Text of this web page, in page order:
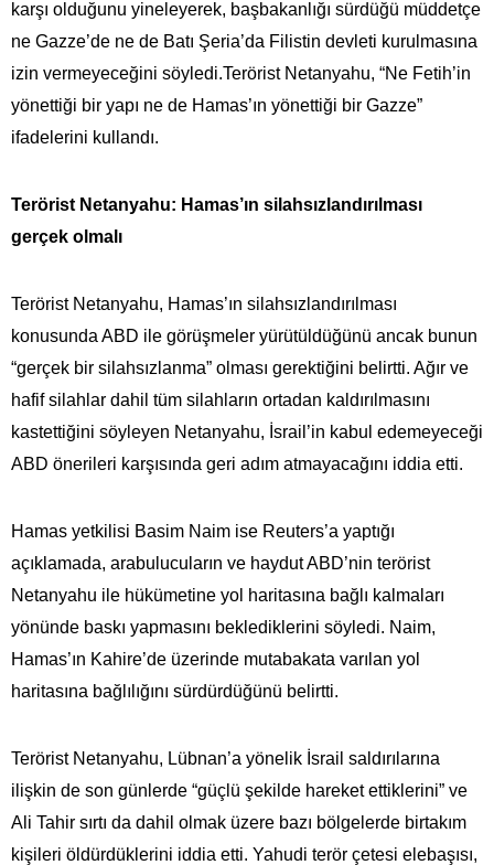
karşı olduğunu yineleyerek, başbakanlığı sürdüğü müddetçe
ne Gazze’de ne de Batı Şeria’da Filistin devleti kurulmasına
izin vermeyeceğini söyledi.Terörist Netanyahu, “Ne Fetih’in
yönettiği bir yapı ne de Hamas’ın yönettiği bir Gazze”
ifadelerini kullandı.
Terörist Netanyahu: Hamas’ın silahsızlandırılması
gerçek olmalı
Terörist Netanyahu, Hamas’ın silahsızlandırılması
konusunda ABD ile görüşmeler yürütüldüğünü ancak bunun
“gerçek bir silahsızlanma” olması gerektiğini belirtti. Ağır ve
hafif silahlar dahil tüm silahların ortadan kaldırılmasını
kastettiğini söyleyen Netanyahu, İsrail’in kabul edemeyeceği
ABD önerileri karşısında geri adım atmayacağını iddia etti.
Hamas yetkilisi Basim Naim ise Reuters’a yaptığı
açıklamada, arabulucuların ve haydut ABD’nin terörist
Netanyahu ile hükümetine yol haritasına bağlı kalmaları
yönünde baskı yapmasını beklediklerini söyledi. Naim,
Hamas’ın Kahire’de üzerinde mutabakata varılan yol
haritasına bağlılığını sürdürdüğünü belirtti.
Terörist Netanyahu, Lübnan’a yönelik İsrail saldırılarına
ilişkin de son günlerde “güçlü şekilde hareket ettiklerini” ve
Ali Tahir sırtı da dahil olmak üzere bazı bölgelerde birtakım
kişileri öldürdüklerini iddia etti. Yahudi terör çetesi elebaşısı,